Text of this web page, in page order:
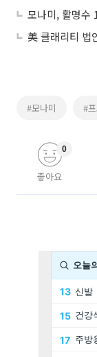
모나미, 활명수
#모나미 #
좋아요
0